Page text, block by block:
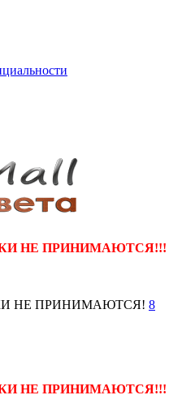
НЕ ПРИНИМАЮТСЯ!!!
НЕ ПРИНИМАЮТСЯ! 8
НЕ ПРИНИМАЮТСЯ!!!